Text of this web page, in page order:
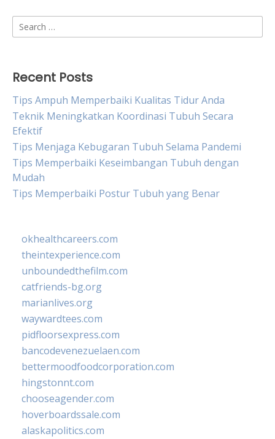
Search
for:
Recent Posts
Tips Ampuh Memperbaiki Kualitas Tidur Anda
Teknik Meningkatkan Koordinasi Tubuh Secara
Efektif
Tips Menjaga Kebugaran Tubuh Selama Pandemi
Tips Memperbaiki Keseimbangan Tubuh dengan
Mudah
Tips Memperbaiki Postur Tubuh yang Benar
okhealthcareers.com
theintexperience.com
unboundedthefilm.com
catfriends-bg.org
marianlives.org
waywardtees.com
pidfloorsexpress.com
bancodevenezuelaen.com
bettermoodfoodcorporation.com
hingstonnt.com
chooseagender.com
hoverboardssale.com
alaskapolitics.com